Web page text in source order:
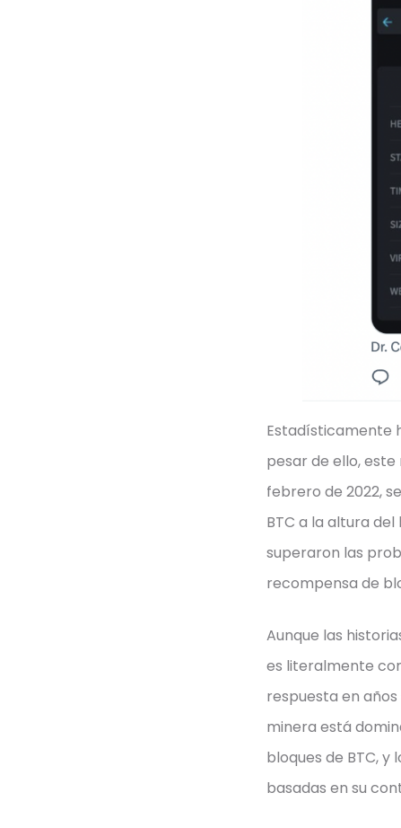
Estadísticamente
pesar de ello,
febrero de 2022,
BTC a la altura del
superaron las
recompensa de
Aunque las
es literalmente
respuesta en años
minera está
bloques de BTC,
basadas en su